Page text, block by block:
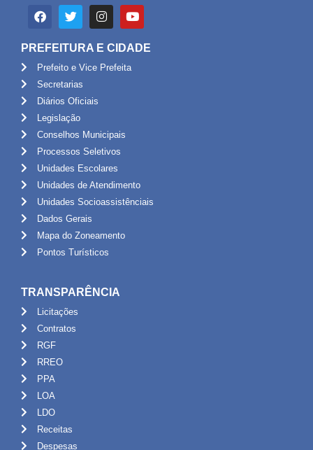
PREFEITURA E CIDADE
Prefeito e Vice Prefeita
Secretarias
Diários Oficiais
Legislação
Conselhos Municipais
Processos Seletivos
Unidades Escolares
Unidades de Atendimento
Unidades Socioassistênciais
Dados Gerais
Mapa do Zoneamento
Pontos Turísticos
TRANSPARÊNCIA
Licitações
Contratos
RGF
RREO
PPA
LOA
LDO
Receitas
Despesas